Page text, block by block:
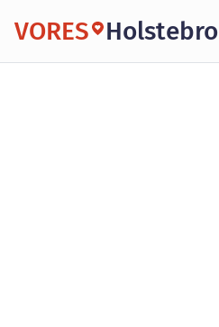
VORES Holstebro